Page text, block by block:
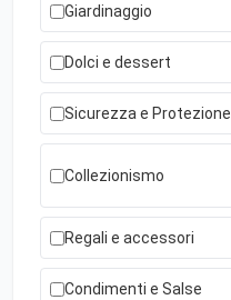
Giardinaggio
Dolci e dessert
Sicurezza e Protezione
Collezionismo
Regali e accessori
Condimenti e Salse